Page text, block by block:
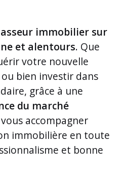
immobilier sur
et alentours. Que
votre nouvelle
bien investir dans
grâce à une
du marché
accompagner
immobilière en toute
et bonne